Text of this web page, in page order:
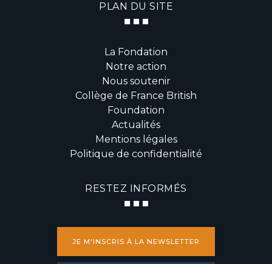
PLAN DU SITE
La Fondation
Notre action
Nous soutenir
Collège de France British
Foundation
Actualités
Mentions légales
Politique de confidentialité
RESTEZ INFORMÉS
JE M'INSCRIS À LA NEWSLETTER